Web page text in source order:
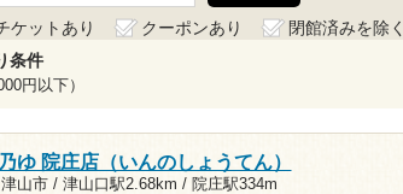
ケットあり クーポンあり
閉館済みを除く
条件
円以下）
ゆ 院庄店（いんのしょうてん）
山市 / 津山口駅2.68km / 院庄駅334m